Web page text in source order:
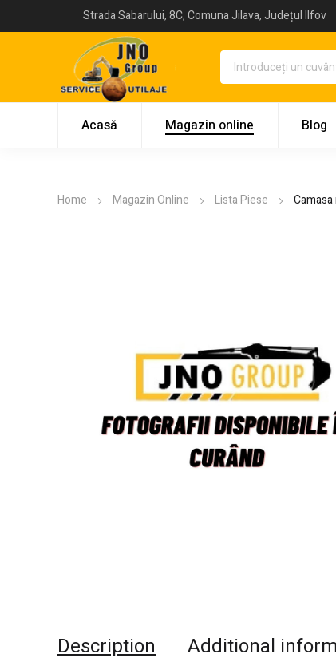
Strada Sabarului, 8C, Comuna Jilava, Județul Ilfov
Acasă Magazin online Blog
Home Magazin Online Lista Piese
Description Additional